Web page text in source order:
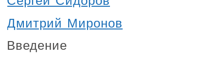
Дмитрий Миронов
Введение